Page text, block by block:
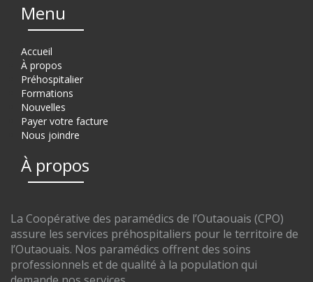
Menu
Accueil
À propos
Préhospitalier
Formations
Nouvelles
Payer votre facture
Nous joindre
À propos
La Coopérative des paramédics de l’Outaouais (CPO)
assure les services préhospitaliers pour le territoire de
l’Outaouais. Nos paramédics offrent des soins
professionnels et de qualité à la population qui